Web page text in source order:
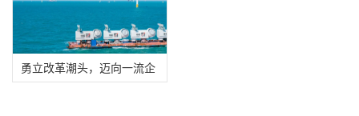
勇立改革潮头，迈向一流企